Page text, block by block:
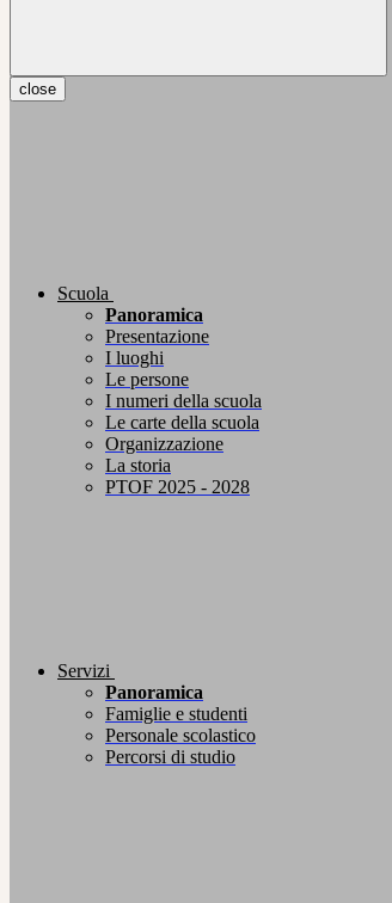
close
Scuola
Panoramica
Presentazione
I luoghi
Le persone
I numeri della scuola
Le carte della scuola
Organizzazione
La storia
PTOF 2025 - 2028
Servizi
Panoramica
Famiglie e studenti
Personale scolastico
Percorsi di studio